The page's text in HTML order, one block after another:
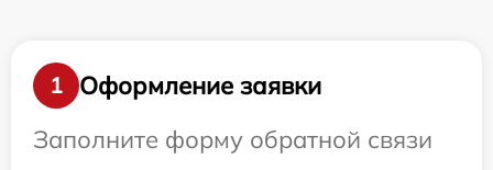
1
Оформление заявки
Заполните форму обратной связи